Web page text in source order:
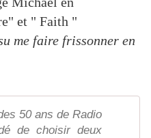
et " Faith "
me faire frissonner en
50 ans de Radio
de choisir deux